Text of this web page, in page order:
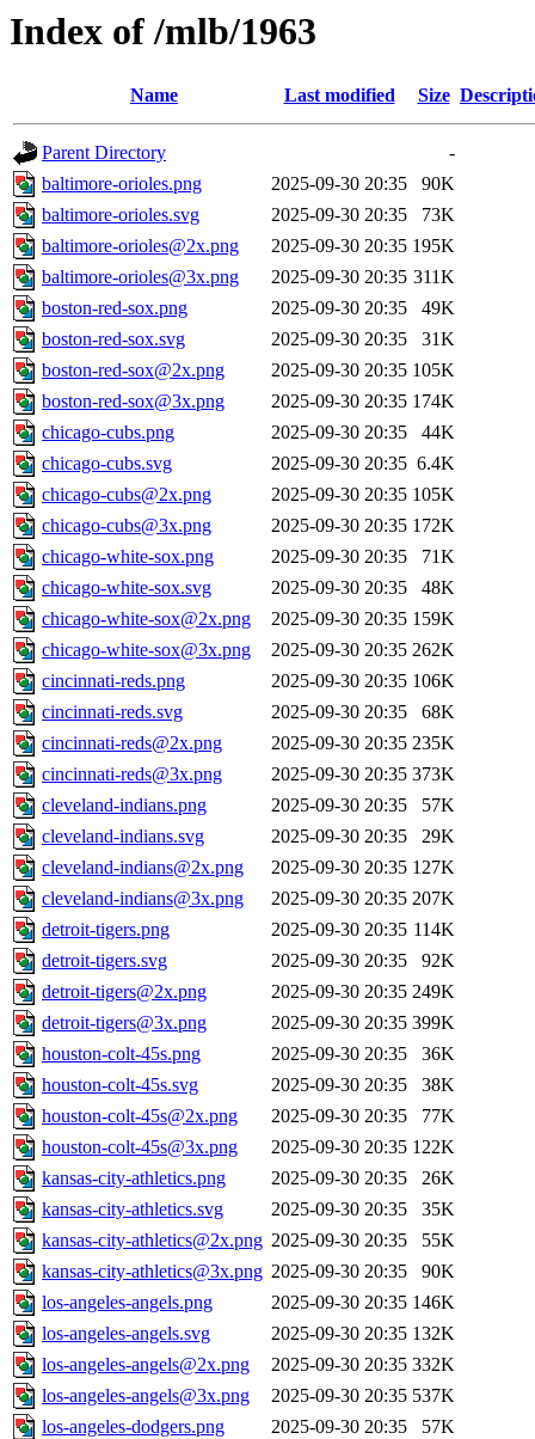
Index of /mlb/1963
Name Last modified Size
Parent Directory
-
baltimore-orioles.png
2025-09-30 20:35
90K
baltimore-orioles.svg
2025-09-30 20:35
73K
baltimore-orioles@2x.png
2025-09-30 20:35 195K
baltimore-orioles@3x.png
2025-09-30 20:35 311K
boston-red-sox.png
2025-09-30 20:35
49K
boston-red-sox.svg
2025-09-30 20:35
31K
boston-red-sox@2x.png
2025-09-30 20:35 105K
boston-red-sox@3x.png
2025-09-30 20:35 174K
chicago-cubs.png
2025-09-30 20:35
44K
chicago-cubs.svg
2025-09-30 20:35 6.4K
chicago-cubs@2x.png
2025-09-30 20:35 105K
chicago-cubs@3x.png
2025-09-30 20:35 172K
chicago-white-sox.png
2025-09-30 20:35
71K
chicago-white-sox.svg
2025-09-30 20:35
48K
chicago-white-sox@2x.png
2025-09-30 20:35 159K
chicago-white-sox@3x.png
2025-09-30 20:35 262K
cincinnati-reds.png
2025-09-30 20:35 106K
cincinnati-reds.svg
2025-09-30 20:35
68K
cincinnati-reds@2x.png
2025-09-30 20:35 235K
cincinnati-reds@3x.png
2025-09-30 20:35 373K
cleveland-indians.png
2025-09-30 20:35
57K
cleveland-indians.svg
2025-09-30 20:35
29K
cleveland-indians@2x.png
2025-09-30 20:35 127K
cleveland-indians@3x.png
2025-09-30 20:35 207K
detroit-tigers.png
2025-09-30 20:35 114K
detroit-tigers.svg
2025-09-30 20:35
92K
detroit-tigers@2x.png
2025-09-30 20:35 249K
detroit-tigers@3x.png
2025-09-30 20:35 399K
houston-colt-45s.png
2025-09-30 20:35
36K
houston-colt-45s.svg
2025-09-30 20:35
38K
houston-colt-45s@2x.png
2025-09-30 20:35
77K
houston-colt-45s@3x.png
2025-09-30 20:35 122K
kansas-city-athletics.png
2025-09-30 20:35
26K
kansas-city-athletics.svg
2025-09-30 20:35
35K
kansas-city-athletics@2x.png 2025-09-30 20:35
55K
kansas-city-athletics@3x.png 2025-09-30 20:35
90K
los-angeles-angels.png
2025-09-30 20:35 146K
los-angeles-angels.svg
2025-09-30 20:35 132K
los-angeles-angels@2x.png
2025-09-30 20:35 332K
los-angeles-angels@3x.png
2025-09-30 20:35 537K
los-angeles-dodgers.png
2025-09-30 20:35
57K